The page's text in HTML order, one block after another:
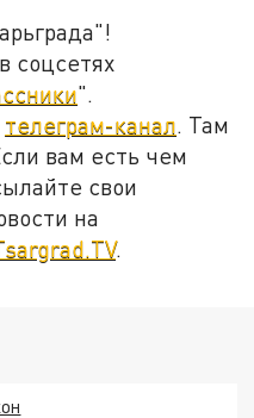
соцсетях
".
телеграм-канал . Там
вам есть чем
свои
на
.